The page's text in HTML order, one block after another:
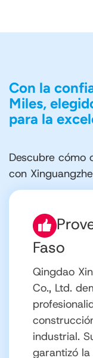
Con la
Miles,
para la
Descubre cómo
con
Cabe
trabajamos
proyectos
ingenieros
en nuestro
valiosos